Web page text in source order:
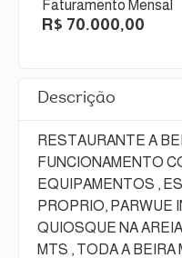
Faturamento Mensal
R$ 70.000,00
Descrição
RESTAURANTE A
FUNCIONAMENTO
EQUIPAMENTOS ,
PROPRIO, PARWUE
QUIOSQUE NA
MTS , TODA A BEIRA